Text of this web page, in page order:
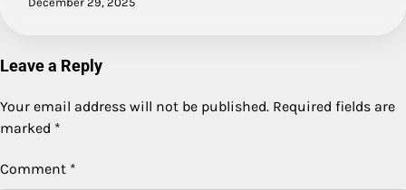
Leave a Reply
Your email address will not be published. Required fields are
marked *
Comment *